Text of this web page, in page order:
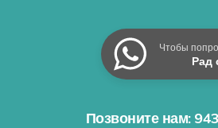
Чтобы
Рад
Позвоните нам: